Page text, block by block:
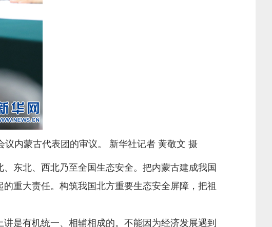
内蒙古代表团的审议。 新华社记者 黄敬文 摄
东北、西北乃至全国生态安全。把内蒙古建成我国
重大责任。构筑我国北方重要生态安全屏障，把祖
是有机统一、相辅相成的。不能因为经济发展遇到